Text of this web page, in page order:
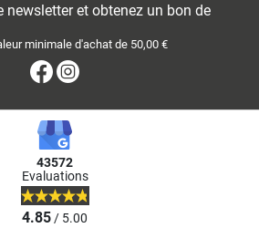
newsletter et obtenez un bon de
minimale d'achat de 50,00 €
Facebook
43572
Evaluations
4.85/ 5.00